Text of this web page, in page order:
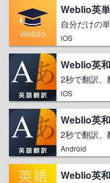
Weblio英
自分だけの
iOS
Weblio英
2秒で翻訳、
iOS
Weblio英
2秒で翻訳、
Android
Weblio英